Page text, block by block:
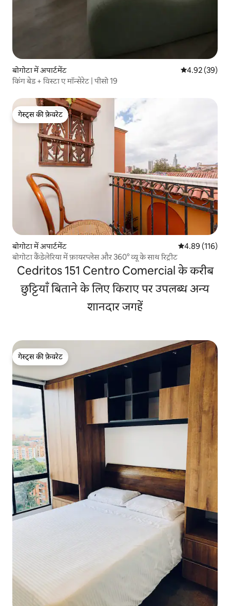
बोगोटा में अपार्टमेंट औसत रेटिंग 5 में
4.92 (39)
किंग बेड + विस्टा ए मॉन्सेरेट | पीसो 19
गेस्ट्स की फ़ेवरेट
गेस्ट्स की फ़ेवरेट
बोगोटा में अपार्टमेंट औसत रेटिंग 5 में से
4.89 (116)
बोगोटा कैंडेलेरिया में फ़ायरप्लेस और 360° व्यू के साथ रिट्रीट
Cedritos 151 Centro Comercial के करीब
छुट्टियाँ बिताने के लिए किराए पर उपलब्ध अन्य
शानदार जगहें
गेस्ट्स की फ़ेवरेट
गेस्ट्स की फ़ेवरेट